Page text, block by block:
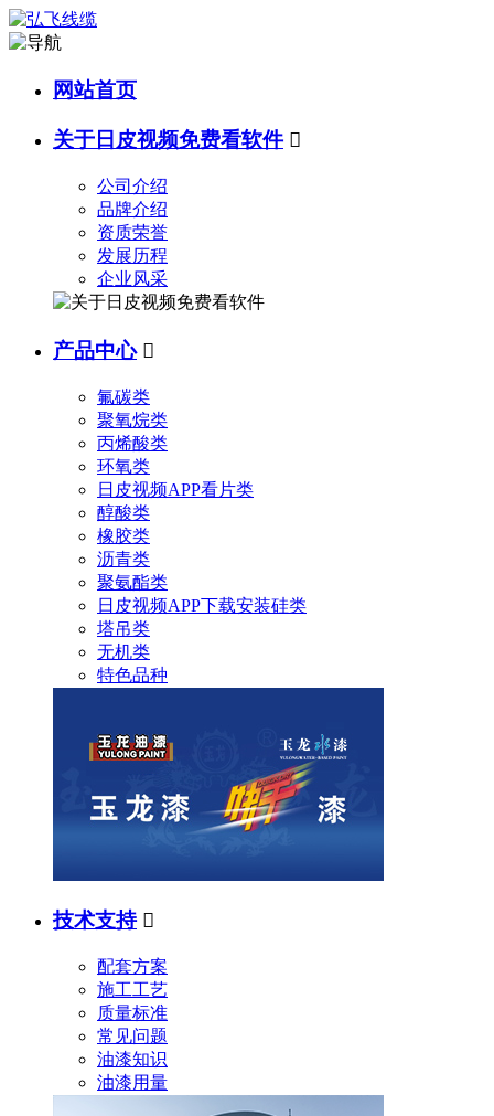
网站首页
关于日皮视频免费看软件 
公司介绍
品牌介绍
资质荣誉
发展历程
企业风采
产品中心 
氟碳类
聚氧烷类
丙烯酸类
环氧类
日皮视频APP看片类
醇酸类
橡胶类
沥青类
聚氨酯类
日皮视频APP下载安装硅类
塔吊类
无机类
特色品种
技术支持 
配套方案
施工工艺
质量标准
常见问题
油漆知识
油漆用量